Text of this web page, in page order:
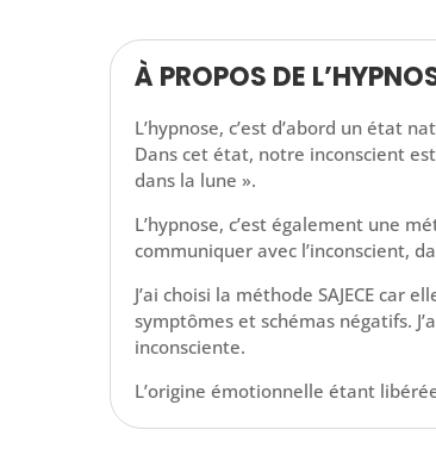
À PROPOS DE
L’hypnose, c’est d’abord un état
Dans cet état, notre inconscient
dans la lune ».
L’hypnose, c’est également une
communiquer avec l’inconscient,
J’ai choisi la méthode SAJECE
symptômes et schémas négatifs.
inconsciente.
L’origine émotionnelle étant